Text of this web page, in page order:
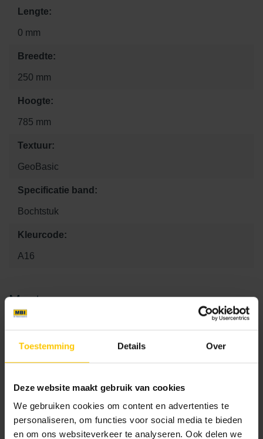
Toestemming Details Over
Deze website maakt gebruik van cookies
We gebruiken cookies om content en advertenties te
personaliseren, om functies voor social media te bieden
en om ons websiteverkeer te analyseren. Ook delen we
Lengte:
0 mm
Breedte:
250 mm
Hoogte:
785 mm
Textuur:
GeoBasic
Specificatie band:
Bochtstuk
Kleurcode:
A16
Maat
0 x 0 x 0 12 x 100 x 15 15 x 25 x 100
25 x 25 x 0 25 x 30 x 0
100 x 0 x 0